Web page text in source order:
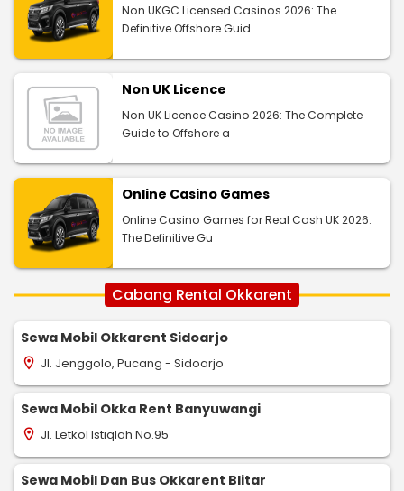
Non UKGC Licensed Casinos 2026: The
Definitive Offshore Guid
Non UK Licence
Non UK Licence Casino 2026: The Complete
Guide to Offshore a
Online Casino Games
Online Casino Games for Real Cash UK 2026:
The Definitive Gu
Cabang Rental Okkarent
Sewa Mobil Okkarent Sidoarjo
location_on Jl. Jenggolo, Pucang - Sidoarjo
Sewa Mobil Okka Rent Banyuwangi
location_on Jl. Letkol Istiqlah No.95
Sewa Mobil Dan Bus Okkarent Blitar